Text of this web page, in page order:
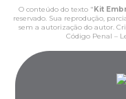
O conteúdo do texto " Kit
reservado. Sua reprodução,
sem a autorização do autor.
Código Penal –